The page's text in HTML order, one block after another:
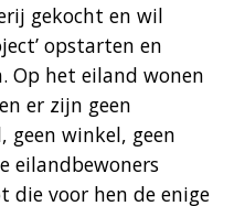
gekocht en wil
opstarten en
Op het eiland wonen
er zijn geen
geen winkel, geen
eilandbewoners
die voor hen de enige